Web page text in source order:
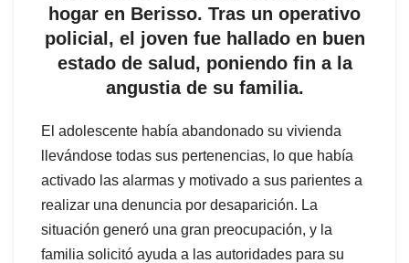
hogar en Berisso. Tras un operativo
policial, el joven fue hallado en buen
estado de salud, poniendo fin a la
angustia de su familia.
El adolescente había abandonado su vivienda
llevándose todas sus pertenencias, lo que había
activado las alarmas y motivado a sus parientes a
realizar una denuncia por desaparición. La
situación generó una gran preocupación, y la
familia solicitó ayuda a las autoridades para su